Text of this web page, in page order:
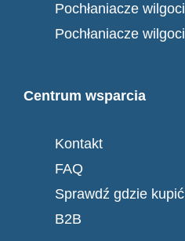
Pochłaniacze wilgoci
Pochłaniacze wilgoci
Centrum wsparcia
Kontakt
FAQ
Sprawdź gdzie kupić
B2B